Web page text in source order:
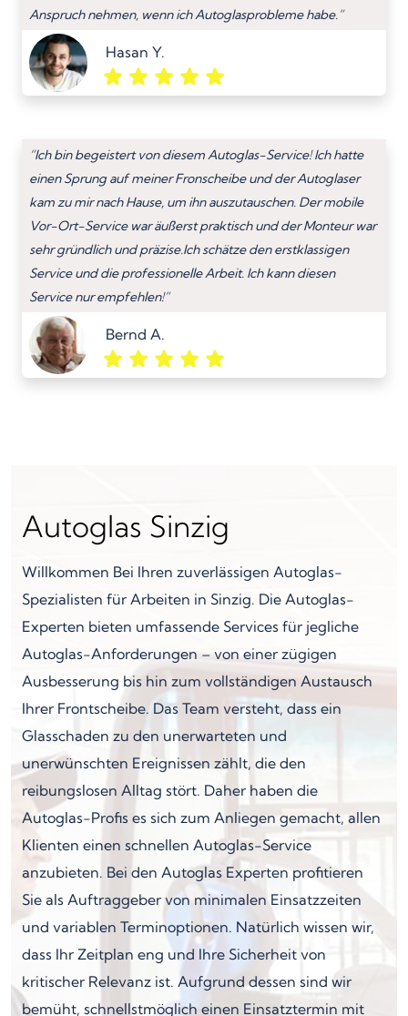
Anspruch nehmen, wenn ich Autoglasprobleme habe.”
Hasan Y.
“Ich bin begeistert von diesem Autoglas-Service! Ich hatte
einen Sprung auf meiner Fronscheibe und der Autoglaser
kam zu mir nach Hause, um ihn auszutauschen. Der mobile
Vor-Ort-Service war äußerst praktisch und der Monteur war
sehr gründlich und präzise.Ich schätze den erstklassigen
Service und die professionelle Arbeit. Ich kann diesen
Service nur empfehlen!”
Bernd A.
Autoglas Sinzig
Willkommen Bei Ihren zuverlässigen Autoglas-
Spezialisten für Arbeiten in Sinzig. Die Autoglas-
Experten bieten umfassende Services für jegliche
Autoglas-Anforderungen – von einer zügigen
Ausbesserung bis hin zum vollständigen Austausch
Ihrer Frontscheibe. Das Team versteht, dass ein
Glasschaden zu den unerwarteten und
unerwünschten Ereignissen zählt, die den
reibungslosen Alltag stört. Daher haben die
Autoglas-Profis es sich zum Anliegen gemacht, allen
Klienten einen schnellen Autoglas-Service
anzubieten. Bei den Autoglas Experten profitieren
Sie als Auftraggeber von minimalen Einsatzzeiten
und variablen Terminoptionen. Natürlich wissen wir,
dass Ihr Zeitplan eng und Ihre Sicherheit von
kritischer Relevanz ist. Aufgrund dessen sind wir
bemüht, schnellstmöglich einen Einsatztermin mit